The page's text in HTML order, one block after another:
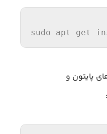
sudo apt- get
پایتون و